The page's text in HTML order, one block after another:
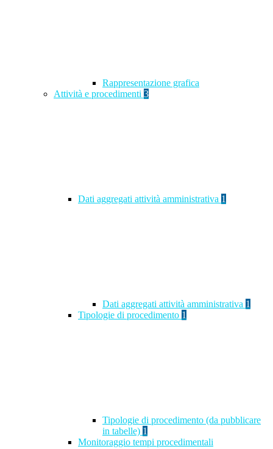
Rappresentazione grafica
Attività e procedimenti 3
Dati aggregati attività amministrativa 1
Dati aggregati attività amministrativa 1
Tipologie di procedimento 1
Tipologie di procedimento (da pubblicare
in tabelle) 1
Monitoraggio tempi procedimentali